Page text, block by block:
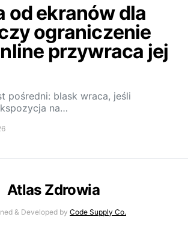
od ekranów dla
ograniczenie
przywraca jej
pośredni: blask wraca, jeśli
na…
Atlas Zdrowia
& Developed by Code Supply Co.